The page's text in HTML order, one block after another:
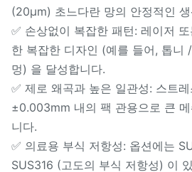
(20μm) 초느다란 망의 안정적인 생
✅ 손상없이 복잡한 패턴: 레이저
한 복잡한 디자인 (예를 들어, 톱니
멍) 을 달성합니다.
✅ 제로 왜곡과 높은 일관성: 스트
±0.003mm 내의 팩 관용으로 큰
니다.
✅ 의료용 부식 저항성: 옵션에는
SUS316 (고도의 부식 저항성) 이